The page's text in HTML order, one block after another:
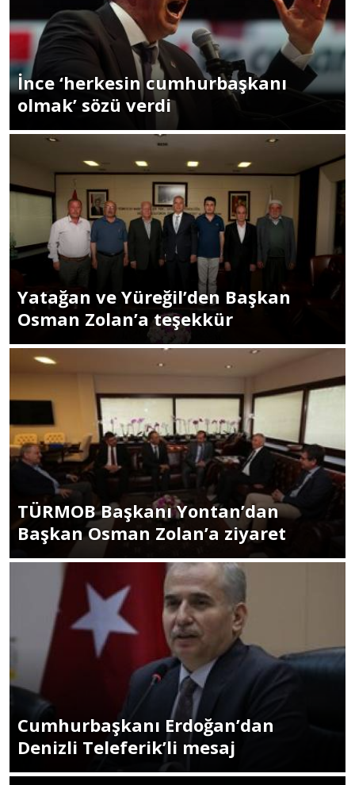
İnce ‘herkesin cumhurbaşkanı
olmak’ sözü verdi
Yatağan ve Yüreğil’den Başkan
Osman Zolan’a teşekkür
TÜRMOB Başkanı Yontan’dan
Başkan Osman Zolan’a ziyaret
Cumhurbaşkanı Erdoğan’dan
Denizli Teleferik’li mesaj